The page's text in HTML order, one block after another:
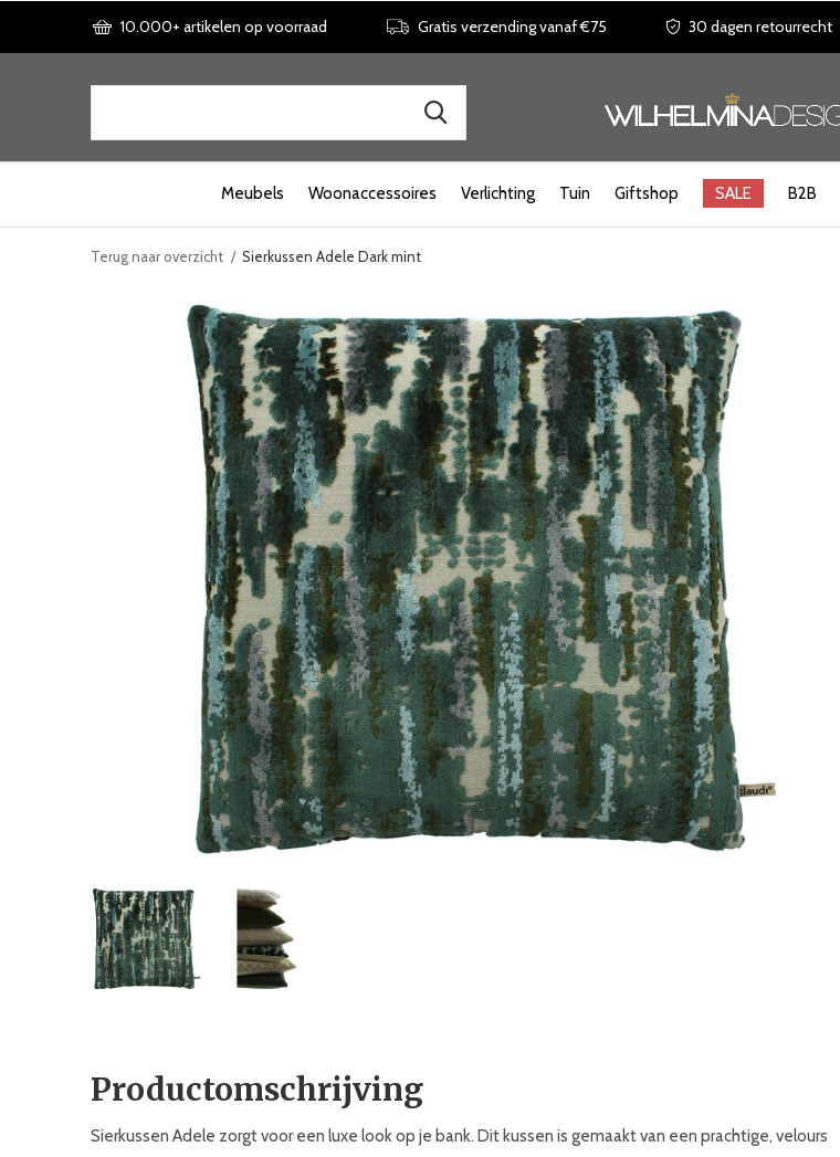
Meubels Woonaccessoires Verlichting Tuin Giftshop SALE B2B
10.000+ artikelen op voorraad Gratis verzending vanaf €75 30 dagen retourrecht
Terug naar overzicht Sierkussen Adele Dark mint
Productomschrijving
Sierkussen Adele zorgt voor een luxe look op je bank. Dit kussen is gemaakt van een prachtige, velours